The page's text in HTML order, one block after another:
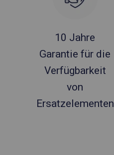
10 Jahre
Garantie für die
Verfügbarkeit
von
Ersatzelementen